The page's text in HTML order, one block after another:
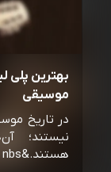
بهترین پلی
موسیقی
در تاریخ
نیستند؛
هستند.&nbs